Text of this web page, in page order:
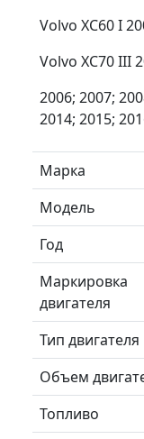
Volvo XC60 I
Volvo XC70 III
2006; 2007;
2014; 2015;
Марка
Модель
Год
Маркировка
двигателя
Тип двигателя
Объем
Топливо